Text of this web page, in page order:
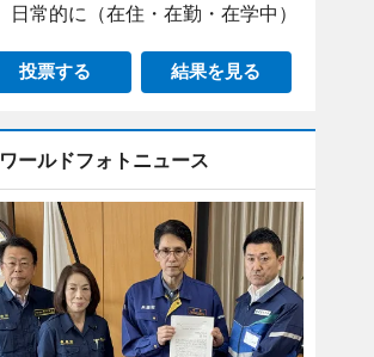
日常的に（在住・在勤・在学中）
投票する 結果を見る
ワールドフォトニュース